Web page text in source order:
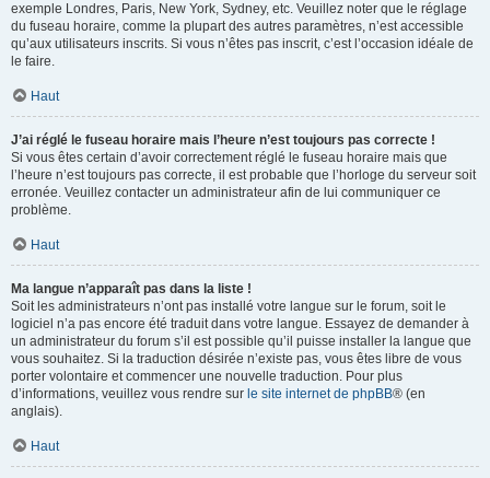
exemple Londres, Paris, New York, Sydney, etc. Veuillez noter que le réglage
du fuseau horaire, comme la plupart des autres paramètres, n’est accessible
qu’aux utilisateurs inscrits. Si vous n’êtes pas inscrit, c’est l’occasion idéale de
le faire.
Haut
J’ai réglé le fuseau horaire mais l’heure n’est toujours pas correcte !
Si vous êtes certain d’avoir correctement réglé le fuseau horaire mais que
l’heure n’est toujours pas correcte, il est probable que l’horloge du serveur soit
erronée. Veuillez contacter un administrateur afin de lui communiquer ce
problème.
Haut
Ma langue n’apparaît pas dans la liste !
Soit les administrateurs n’ont pas installé votre langue sur le forum, soit le
logiciel n’a pas encore été traduit dans votre langue. Essayez de demander à
un administrateur du forum s’il est possible qu’il puisse installer la langue que
vous souhaitez. Si la traduction désirée n’existe pas, vous êtes libre de vous
porter volontaire et commencer une nouvelle traduction. Pour plus
d’informations, veuillez vous rendre sur le site internet de phpBB® (en
anglais).
Haut